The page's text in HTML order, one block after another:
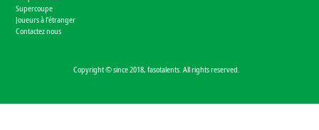
Supercoupe
Joueurs à l'étranger
Contactez nous
Copyright © since 2018, fasotalents. All rights reserved.